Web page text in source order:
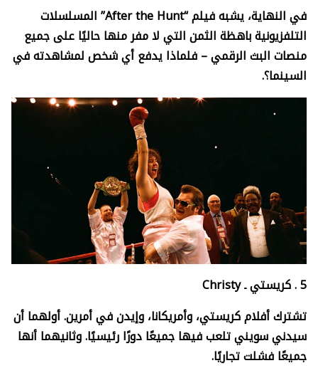
في النهاية، يشبه فيلم “After the Hunt” المسلسلات
التلفزيونية باهظة الثمن التي لا مفر منها حاليًا على جميع
منصات البث الرقمي – فلماذا يدفع أي شخص لمشاهدته في
السينما؟.
5 . كريستي ـChristy
تشترك أفلام كريستي، وأمريكانا، وإيدن في أمرين. أولهما أن
سيدني سويني تلعب فيها جميعًا دورًا رئيسيًا. وثانيهما أنها
جميعًا فشلت تجاريًا.